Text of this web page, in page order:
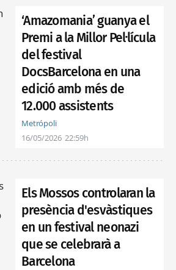
‘Amazomania’ guanya el
Premi a la Millor Pel·lícula
del festival
DocsBarcelona en una
edició amb més de
12.000 assistents
Metrópoli
16/05/2026 22:59h
Els Mossos controlaran la
presència d'esvàstiques
en un festival neonazi
que se celebrarà a
Barcelona